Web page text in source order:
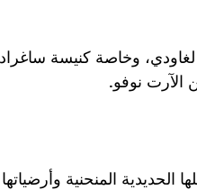
وخاصة كنيسة ساغرادا
الآرت نوفو.
المنحنية وأرضياتها